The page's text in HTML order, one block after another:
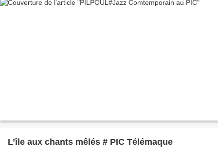
L’île aux chants mêlés # PIC Télémaque